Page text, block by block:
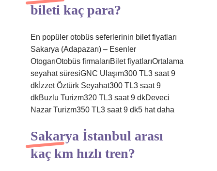
bileti kaç para?
En popüler otobüs seferlerinin bilet fiyatları
Sakarya (Adapazarı) – Esenler
OtogarıOtobüs firmalarıBilet fiyatlarıOrtalama
seyahat süresiGNC Ulaşım300 TL3 saat 9
dkİzzet Öztürk Seyahat300 TL3 saat 9
dkBuzlu Turizm320 TL3 saat 9 dkDeveci
Nazar Turizm350 TL3 saat 9 dk5 hat daha
Sakarya İstanbul arası
kaç km hızlı tren?